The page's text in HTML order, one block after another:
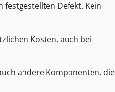
festgestellten Defekt. Kein
Kosten, auch bei
andere Komponenten, die